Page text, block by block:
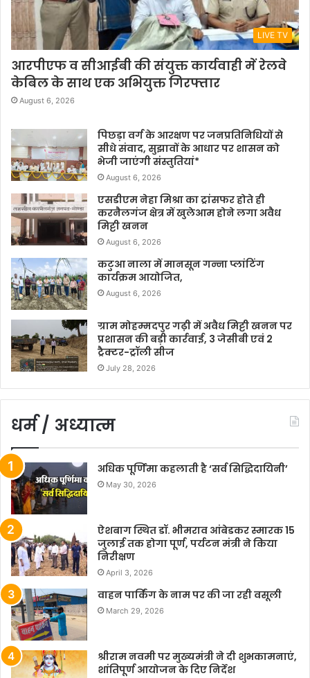
LIVE TV
आरपीएफ व सीआईबी की संयुक्त कार्यवाही में रेलवे
केबिल के साथ एक अभियुक्त गिरफ्तार
August 6, 2026
पिछड़ा वर्ग के आरक्षण पर जनप्रतिनिधियों से
सीधे संवाद, सुझावों के आधार पर शासन को
भेजी जाएंगी संस्तुतियां*
August 6, 2026
एसडीएम नेहा मिश्रा का ट्रांसफर होते ही
करनैलगंज क्षेत्र में खुलेआम होने लगा अवैध
मिट्टी खनन
August 6, 2026
कटुआ नाला में मानसून गन्ना प्लांटिंग
कार्यक्रम आयोजित,
August 6, 2026
ग्राम मोहम्मदपुर गढ़ी में अवैध मिट्टी खनन पर
प्रशासन की बड़ी कार्रवाई, 3 जेसीबी एवं 2
ट्रैक्टर-ट्रॉली सीज
July 28, 2026
धर्म / अध्यात्म
अधिक पूर्णिमा कहलाती है ‘सर्व सिद्धिदायिनी’
May 30, 2026
ऐशबाग स्थित डॉ. भीमराव आंबेडकर स्मारक 15
जुलाई तक होगा पूर्ण, पर्यटन मंत्री ने किया
निरीक्षण
April 3, 2026
वाहन पार्किंग के नाम पर की जा रही वसूली
March 29, 2026
श्रीराम नवमी पर मुख्यमंत्री ने दी शुभकामनाएं,
शांतिपूर्ण आयोजन के दिए निर्देश